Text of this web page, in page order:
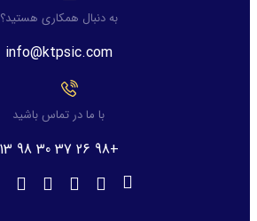
به دنبال همکاری هستید؟
info@ktpsic.com
با ما در تماس باشید
+98 26 37 30 98 13